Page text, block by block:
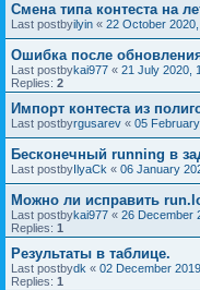
Смена типа контеста на
Last postbyilyin « 22 October
Ошибка после
Last postbykai977 « 21 July 2020,
Replies: 2
Импорт контеста из
Last postbyrgusarev « 05
Бесконечный running в
Last postbyIlyaCk « 06 January
Можно ли исправить
Last postbykai977 « 26 December
Replies: 1
Результаты в таблице.
Last postbydk « 02 December
Replies: 1